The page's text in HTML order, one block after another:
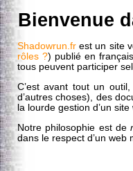
Bienvenue
Shadowrun.fr est un site
rôles ?) publié en
tous peuvent participer
C’est avant tout un
d’autres choses), des
la lourde gestion d’un site
Notre philosophie est de
dans le respect d’un web